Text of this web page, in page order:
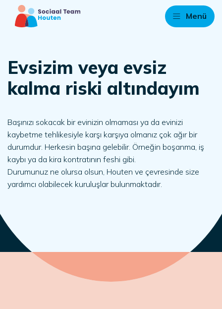
Menü
Evsizim veya evsiz
kalma riski altındayım
Başınızı sokacak bir evinizin olmaması ya da evinizi
kaybetme tehlikesiyle karşı karşıya olmanız çok ağır bir
durumdur. Herkesin başına gelebilir. Örneğin boşanma, iş
kaybı ya da kira kontratının feshi gibi.
Durumunuz ne olursa olsun, Houten ve çevresinde size
yardımcı olabilecek kuruluşlar bulunmaktadır.